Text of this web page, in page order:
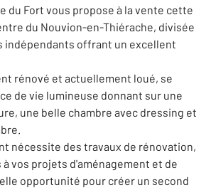
du Fort vous propose à la vente cette
du Nouvion-en-Thiérache, divisée
indépendants offrant un excellent
rénové et actuellement loué, se
de vie lumineuse donnant sur une
une belle chambre avec dressing et
nécessite des travaux de rénovation,
vos projets d'aménagement et de
opportunité pour créer un second